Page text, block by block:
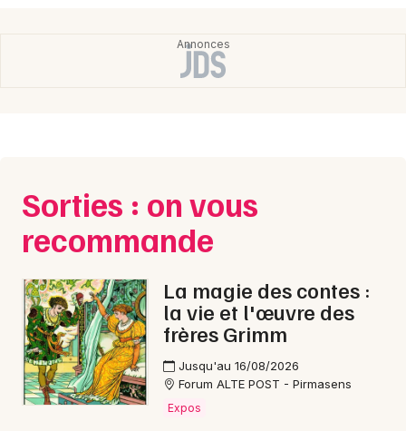
Sorties : on vous
recommande
La magie des contes :
la vie et l'œuvre des
frères Grimm
Jusqu'au 16/08/2026
Forum ALTE POST - Pirmasens
Expos